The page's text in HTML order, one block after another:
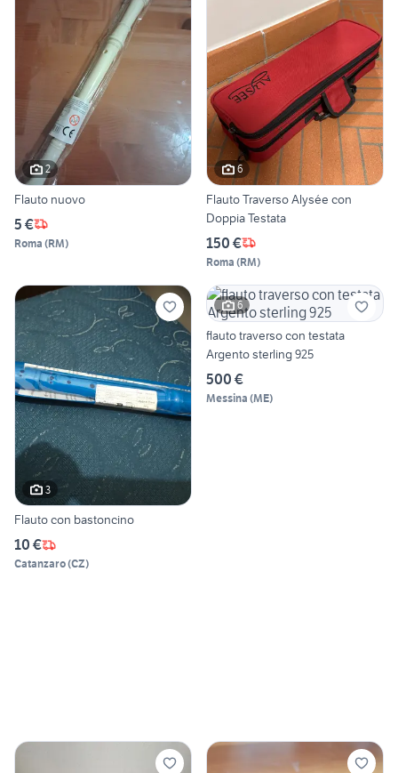
2
Flauto nuovo
5 €
Roma (RM)
6
Flauto Traverso Alysée con
Doppia Testata
150 €
Roma (RM)
3
Flauto con bastoncino
10 €
Catanzaro(CZ)
6
flauto traverso con testata
Argento sterling 925
500 €
Messina (ME)